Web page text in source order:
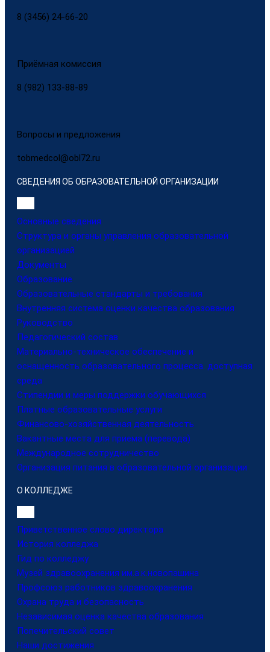
8 (3456) 24-66-20
Приёмная комиссия
8 (982) 133-88-89
Вопросы и предложения
tobmedcol@obl72.ru
СВЕДЕНИЯ ОБ ОБРАЗОВАТЕЛЬНОЙ ОРГАНИЗАЦИИ
Основные сведения
Структура и органы управления образовательной
организацией
Документы
Образование
Образовательные стандарты и требования
Внутренняя система оценки качества образования
Руководство
Педагогический состав
Материально-техническое обеспечение и
оснащенность образовательного процесса. доступная
среда
Стипендии и меры поддержки обучающихся
Платные образовательные услуги
Финансово-хозяйственная деятельность
Вакантные места для приема (перевода)
Международное сотрудничество
Организация питания в образовательной организации
О КОЛЛЕДЖЕ
Приветственное слово директора
История колледжа
Гид по колледжу
Музей здравоохранения им.а.к.новопашина
Профсоюз работников здравоохранения
Охрана труда и безопасность
Независимая оценка качества образования
Попечительский совет
Наши достижения